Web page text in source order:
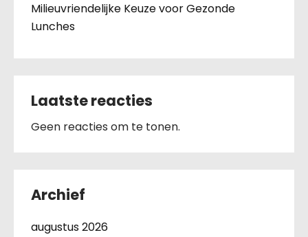
Milieuvriendelijke Keuze voor Gezonde
Lunches
Laatste reacties
Geen reacties om te tonen.
Archief
augustus 2026